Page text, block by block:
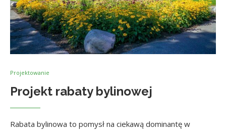
Projektowanie
Projekt rabaty bylinowej
Rabata bylinowa to pomysł na ciekawą dominantę w